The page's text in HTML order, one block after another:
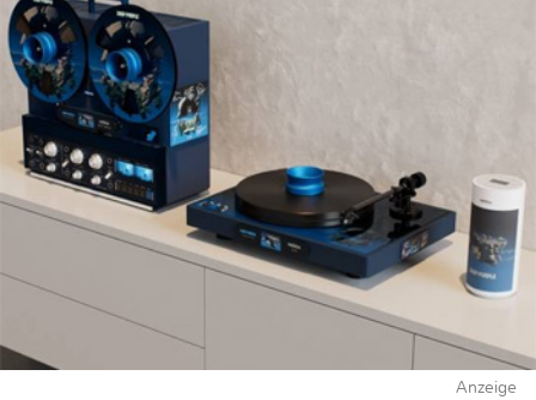
Anzeige